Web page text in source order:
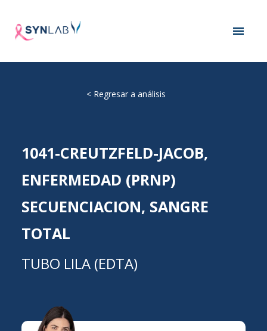
< Regresar a análisis
1041-CREUTZFELD-JACOB,
ENFERMEDAD (PRNP)
SECUENCIACION, SANGRE
TOTAL
TUBO LILA (EDTA)